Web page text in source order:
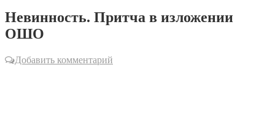
Невинность. Притча в изложении
ОШО
Добавить комментарий